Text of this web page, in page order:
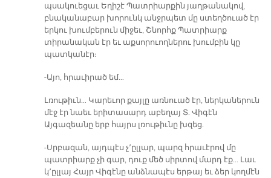
պսակուեցաւ Եղիշէ Պատրիարքին յաղթանակով,
բնականաբար խորունկ անջրպետ մը ստեղծուած էր
երկու խումբերուն միջեւ, Շնորհք Պատրիարք
տիրանական էր եւ աքսորուողներու խումբին կը
պատկանէր։
-Այո, հրաւիրած եմ…
Լռութիւն… Կարեւոր քայլը առնուած էր, ներկաներուն
մէջ էր նաեւ երիտասարդ աբեղայ Տ. Վիգէն
Այգազեանը երբ հայրս լռութիւնը խզեց.
-Սրբազան, այդպէս չ՚ըլլար, պարզ հրաւէրով մը
պատրիարք չի գար, դուք մեծ սիրտով մարդ էք… Լաւ
կ՚ըլլայ Հայր Վիգէնը անձնապէս երթայ եւ ձեր կողմէն